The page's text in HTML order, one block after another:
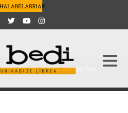
HALABELARRIAK
Fiscalía de Araba contra los